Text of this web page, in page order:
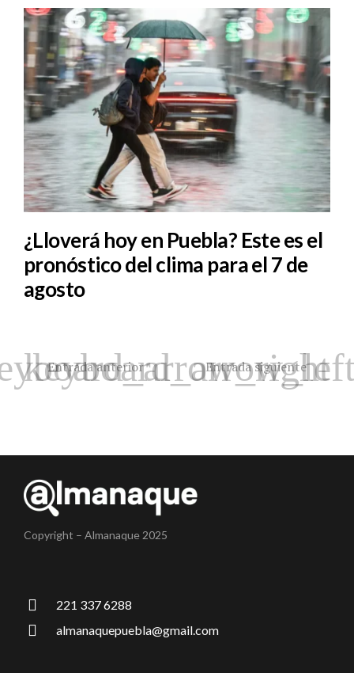
¿Lloverá hoy en Puebla? Este es el
pronóstico del clima para el 7 de
agosto
Entrada anterior Entrada siguiente
Copyright – Almanaque 2025
221 337 6288
almanaquepuebla@gmail.com